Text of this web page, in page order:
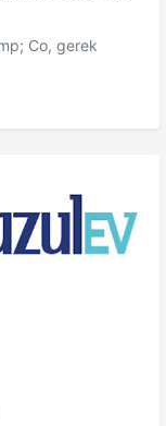
Co, gerek